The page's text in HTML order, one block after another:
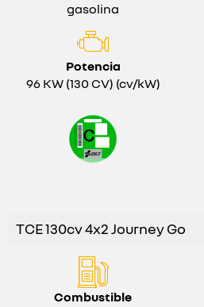
gasolina
Potencia
96 KW (130 CV) (cv/kW)
TCE 130cv 4x2 Journey Go
Combustible